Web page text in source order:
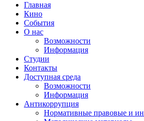
Главная
Кино
События
О нас
Возможности
Информация
Студии
Контакты
Доступная среда
Возможности
Информация
Антикоррупция
Нормативные правовые и